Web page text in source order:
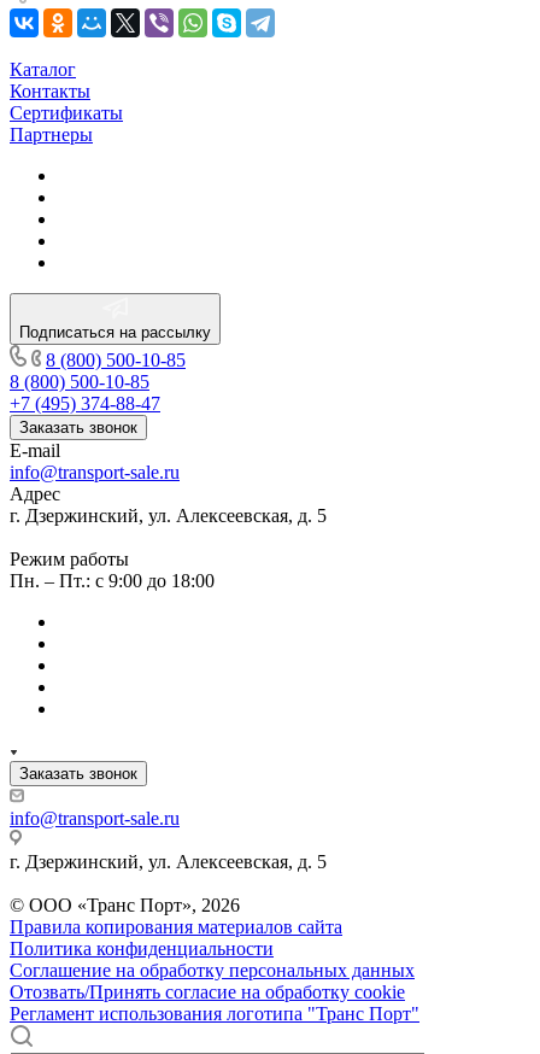
Каталог
Контакты
Сертификаты
Партнеры
Подписаться на рассылку
8 (800) 500-10-85
8 (800) 500-10-85
+7 (495) 374-88-47
Заказать звонок
E-mail
info@transport-sale.ru
Адрес
г. Дзержинский, ул. Алексеевская, д. 5
Режим работы
Пн. – Пт.: с 9:00 до 18:00
Заказать звонок
info@transport-sale.ru
г. Дзержинский, ул. Алексеевская, д. 5
© ООО «Транс Порт», 2026
Правила копирования материалов сайта
Политика конфиденциальности
Соглашение на обработку персональных данных
Отозвать/Принять согласие на обработку cookie
Регламент использования логотипа "Транс Порт"